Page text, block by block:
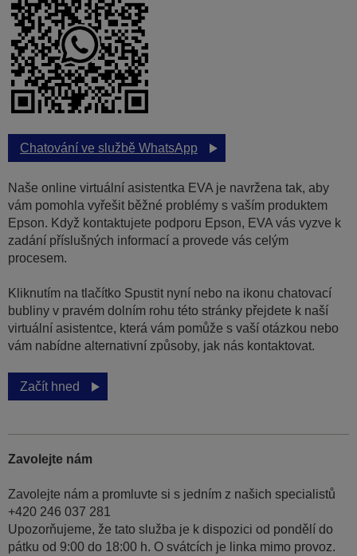
Chatování ve službě WhatsApp
Naše online virtuální asistentka EVA je navržena tak, aby
vám pomohla vyřešit běžné problémy s vaším produktem
Epson. Když kontaktujete podporu Epson, EVA vás vyzve k
zadání příslušných informací a provede vás celým
procesem.
Kliknutím na tlačítko Spustit nyní nebo na ikonu chatovací
bubliny v pravém dolním rohu této stránky přejdete k naší
virtuální asistentce, která vám pomůže s vaší otázkou nebo
vám nabídne alternativní způsoby, jak nás kontaktovat.
Začít hned
Zavolejte nám
Zavolejte nám a promluvte si s jedním z našich specialistů
+420 246 037 281
Upozorňujeme, že tato služba je k dispozici od pondělí do
pátku od 9:00 do 18:00 h. O svátcích je linka mimo provoz.